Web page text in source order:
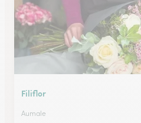
Filiflor
Aumale